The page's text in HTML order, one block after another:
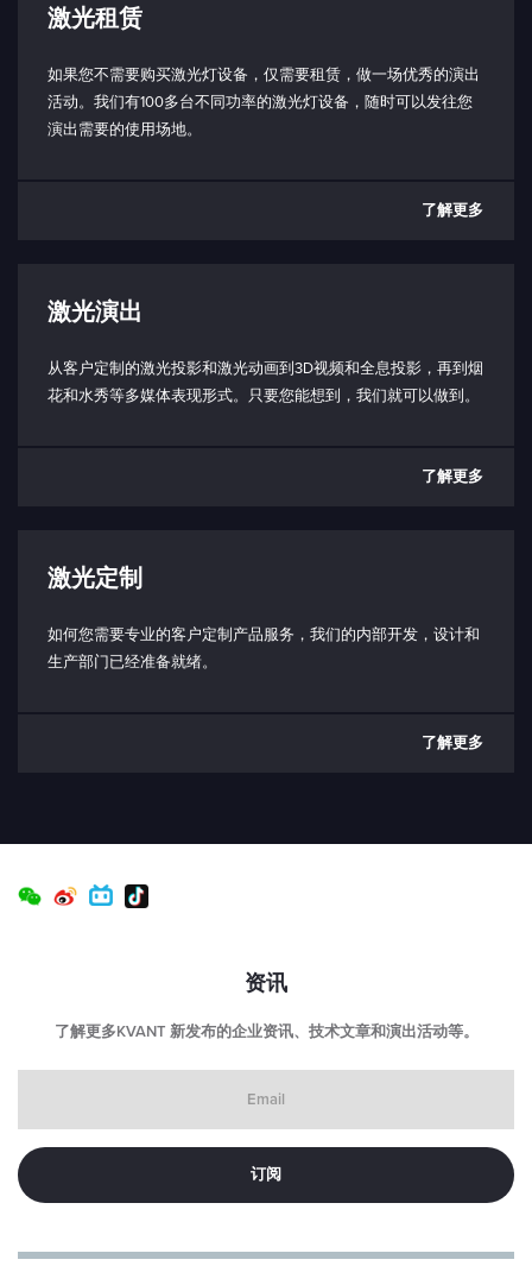
激光租赁
如果您不需要购买激光灯设备，仅需要租赁，做一场优秀的演出
活动。我们有100多台不同功率的激光灯设备，随时可以发往您
演出需要的使用场地。
了解更多
激光演出
从客户定制的激光投影和激光动画到3D视频和全息投影，再到烟
花和水秀等多媒体表现形式。只要您能想到，我们就可以做到。
了解更多
激光定制
如何您需要专业的客户定制产品服务，我们的内部开发，设计和
生产部门已经准备就绪。
了解更多
资讯
了解更多KVANT 新发布的企业资讯、技术文章和演出活动等。